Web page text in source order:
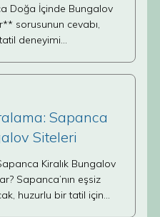
Doğa İçinde Bungalov
sorusunun cevabı,
deneyimi…
Sapanca
Siteleri
Kiralık Bungalov
Sapanca’nın eşsiz
huzurlu bir tatil için…